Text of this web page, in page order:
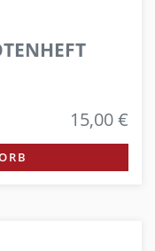
15,00 €